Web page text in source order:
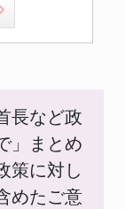
長など政
」まとめ
策に対し
めたご意